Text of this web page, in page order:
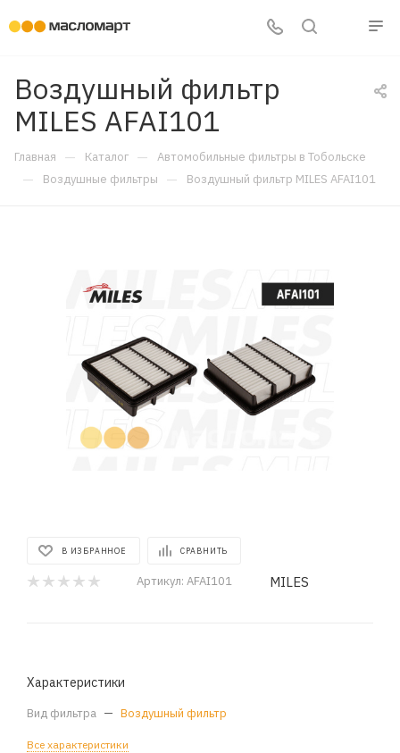
Воздушный фильтр
MILES AFAI101
Главная — Каталог — Автомобильные фильтры в Тобольске
— Воздушные фильтры — Воздушный фильтр MILES AFAI101
В ИЗБРАННОЕ СРАВНИТЬ
Артикул: AFAI101 MILES
Характеристики
Вид фильтра — Воздушный фильтр
Все характеристики